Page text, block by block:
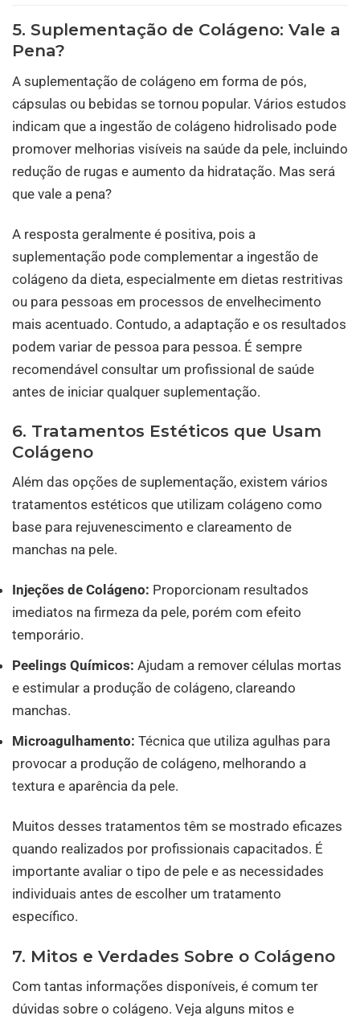
5. Suplementação de Colágeno: Vale a
Pena?
A suplementação de colágeno em forma de pós,
cápsulas ou bebidas se tornou popular. Vários estudos
indicam que a ingestão de colágeno hidrolisado pode
promover melhorias visíveis na saúde da pele, incluindo
redução de rugas e aumento da hidratação. Mas será
que vale a pena?
A resposta geralmente é positiva, pois a
suplementação pode complementar a ingestão de
colágeno da dieta, especialmente em dietas restritivas
ou para pessoas em processos de envelhecimento
mais acentuado. Contudo, a adaptação e os resultados
podem variar de pessoa para pessoa. É sempre
recomendável consultar um profissional de saúde
antes de iniciar qualquer suplementação.
6. Tratamentos Estéticos que Usam
Colágeno
Além das opções de suplementação, existem vários
tratamentos estéticos que utilizam colágeno como
base para rejuvenescimento e clareamento de
manchas na pele.
Injeções de Colágeno: Proporcionam resultados
imediatos na firmeza da pele, porém com efeito
temporário.
Peelings Químicos: Ajudam a remover células mortas
e estimular a produção de colágeno, clareando
manchas.
Microagulhamento: Técnica que utiliza agulhas para
provocar a produção de colágeno, melhorando a
textura e aparência da pele.
Muitos desses tratamentos têm se mostrado eficazes
quando realizados por profissionais capacitados. É
importante avaliar o tipo de pele e as necessidades
individuais antes de escolher um tratamento
específico.
7. Mitos e Verdades Sobre o Colágeno
Com tantas informações disponíveis, é comum ter
dúvidas sobre o colágeno. Veja alguns mitos e